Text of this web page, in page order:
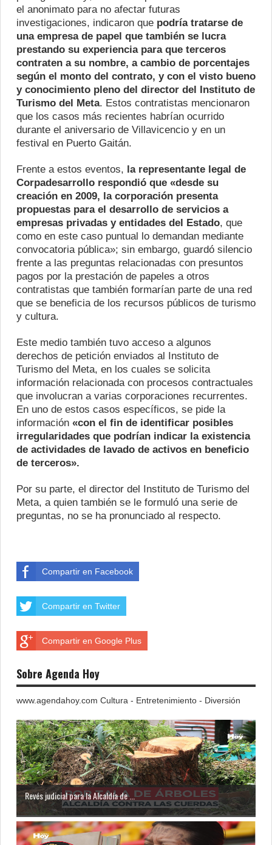
el anonimato para no afectar futuras
investigaciones, indicaron que podría tratarse de
una empresa de papel que también se lucra
prestando su experiencia para que terceros
contraten a su nombre, a cambio de porcentajes
según el monto del contrato, y con el visto bueno
y conocimiento pleno del director del Instituto de
Turismo del Meta. Estos contratistas mencionaron
que los casos más recientes habrían ocurrido
durante el aniversario de Villavicencio y en un
festival en Puerto Gaitán.
Frente a estos eventos, la representante legal de
Corpadesarrollo respondió que «desde su
creación en 2009, la corporación presenta
propuestas para el desarrollo de servicios a
empresas privadas y entidades del Estado, que
como en este caso puntual lo demandan mediante
convocatoria pública»; sin embargo, guardó silencio
frente a las preguntas relacionadas con presuntos
pagos por la prestación de papeles a otros
contratistas que también formarían parte de una red
que se beneficia de los recursos públicos de turismo
y cultura.
Este medio también tuvo acceso a algunos
derechos de petición enviados al Instituto de
Turismo del Meta, en los cuales se solicita
información relacionada con procesos contractuales
que involucran a varias corporaciones recurrentes.
En uno de estos casos específicos, se pide la
información «con el fin de identificar posibles
irregularidades que podrían indicar la existencia
de actividades de lavado de activos en beneficio
de terceros».
Por su parte, el director del Instituto de Turismo del
Meta, a quien también se le formuló una serie de
preguntas, no se ha pronunciado al respecto.
Compartir en Facebook
Compartir en Twitter
Compartir en Google Plus
Sobre Agenda Hoy
www.agendahoy.com Cultura - Entretenimiento - Diversión
Revés judicial para la Alcaldía de ...